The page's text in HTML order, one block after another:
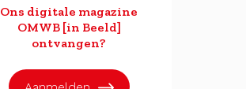
Ons digitale magazine
OMWB [in Beeld]
ontvangen?